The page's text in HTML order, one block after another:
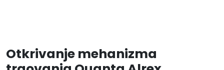
Otkrivanje mehanizma